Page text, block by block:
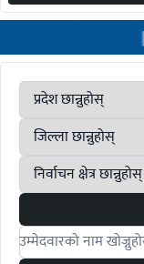
Search candidates